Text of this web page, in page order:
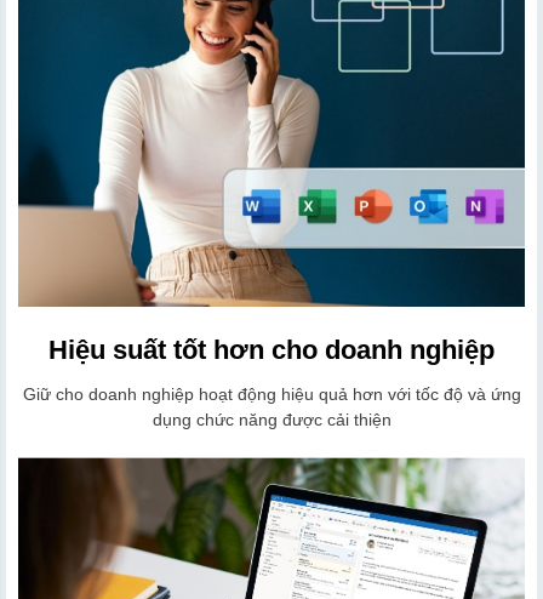
Hiệu suất tốt hơn cho doanh nghiệp
Giữ cho doanh nghiệp hoạt động hiệu quả hơn với tốc độ và ứng
dụng chức năng được cải thiện